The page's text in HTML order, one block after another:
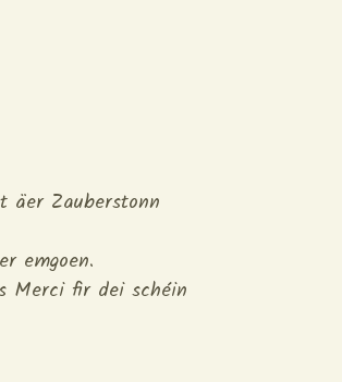
äer Zauberstonn
emgoen.
Merci fir dei schéin